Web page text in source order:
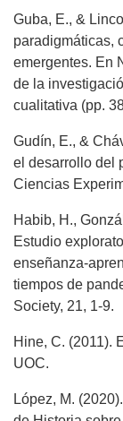
Guba, E., &
paradigmáticas,
emergentes. En
de la
cualitativa (pp.
Gudín, E., &
el desarrollo del
Ciencias
Habib, H.,
Estudio
enseñanza-
tiempos de
Society, 21, 1-9.
Hine, C. (2011).
UOC.
López, M.